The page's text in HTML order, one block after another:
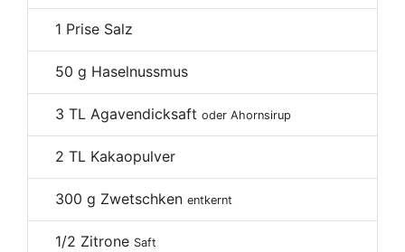
1 Prise Salz
50 g Haselnussmus
3 TL Agavendicksaft oder Ahornsirup
2 TL Kakaopulver
300 g Zwetschken entkernt
1/2 Zitrone Saft